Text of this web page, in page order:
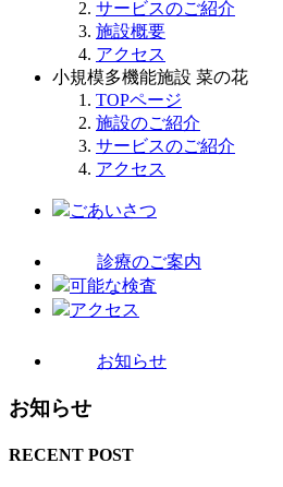
サービスのご紹介
施設概要
アクセス
小規模多機能施設 菜の花
TOPページ
施設のご紹介
サービスのご紹介
アクセス
ごあいさつ
診療のご案内
可能な検査
アクセス
お知らせ
お知らせ
RECENT POST